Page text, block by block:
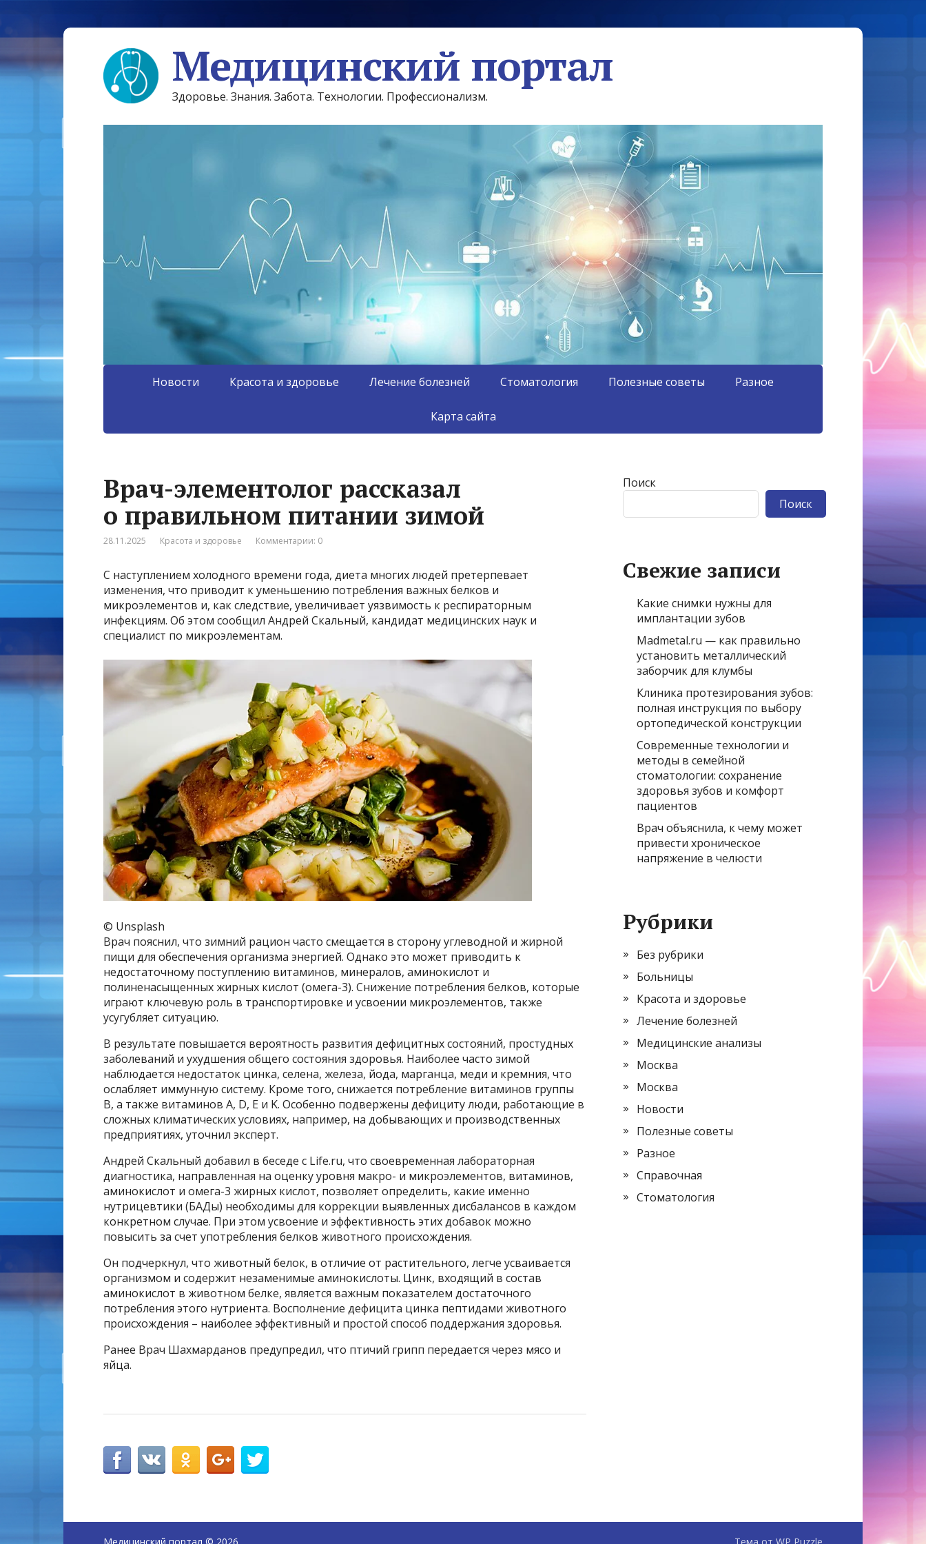
Медицинский портал
Здоровье. Знания. Забота. Технологии. Профессионализм.
Новости Красота и здоровье Лечение болезней Стоматология Полезные советы Разное
Карта сайта
Врач-элементолог рассказал
о правильном питании зимой
28.11.2025 Красота и здоровье Комментарии: 0
С наступлением холодного времени года, диета многих людей претерпевает
изменения, что приводит к уменьшению потребления важных белков и
микроэлементов и, как следствие, увеличивает уязвимость к респираторным
инфекциям. Об этом сообщил Андрей Скальный, кандидат медицинских наук и
специалист по микроэлементам.
© Unsplash
Врач пояснил, что зимний рацион часто смещается в сторону углеводной и жирной
пищи для обеспечения организма энергией. Однако это может приводить к
недостаточному поступлению витаминов, минералов, аминокислот и
полиненасыщенных жирных кислот (омега-3). Снижение потребления белков, которые
играют ключевую роль в транспортировке и усвоении микроэлементов, также
усугубляет ситуацию.
В результате повышается вероятность развития дефицитных состояний, простудных
заболеваний и ухудшения общего состояния здоровья. Наиболее часто зимой
наблюдается недостаток цинка, селена, железа, йода, марганца, меди и кремния, что
ослабляет иммунную систему. Кроме того, снижается потребление витаминов группы
B, а также витаминов A, D, E и K. Особенно подвержены дефициту люди, работающие в
сложных климатических условиях, например, на добывающих и производственных
предприятиях, уточнил эксперт.
Андрей Скальный добавил в беседе с Life.ru, что своевременная лабораторная
диагностика, направленная на оценку уровня макро- и микроэлементов, витаминов,
аминокислот и омега-3 жирных кислот, позволяет определить, какие именно
нутрицевтики (БАДы) необходимы для коррекции выявленных дисбалансов в каждом
конкретном случае. При этом усвоение и эффективность этих добавок можно
повысить за счет употребления белков животного происхождения.
Он подчеркнул, что животный белок, в отличие от растительного, легче усваивается
организмом и содержит незаменимые аминокислоты. Цинк, входящий в состав
аминокислот в животном белке, является важным показателем достаточного
потребления этого нутриента. Восполнение дефицита цинка пептидами животного
происхождения – наиболее эффективный и простой способ поддержания здоровья.
Ранее Врач Шахмарданов предупредил, что птичий грипп передается через мясо и
яйца.
Поиск
Поиск
Свежие записи
Какие снимки нужны для
имплантации зубов
Madmetal.ru — как правильно
установить металлический
заборчик для клумбы
Клиника протезирования зубов:
полная инструкция по выбору
ортопедической конструкции
Современные технологии и
методы в семейной
стоматологии: сохранение
здоровья зубов и комфорт
пациентов
Врач объяснила, к чему может
привести хроническое
напряжение в челюсти
Рубрики
Без рубрики
Больницы
Красота и здоровье
Лечение болезней
Медицинские анализы
Москва
Москва
Новости
Полезные советы
Разное
Справочная
Стоматология